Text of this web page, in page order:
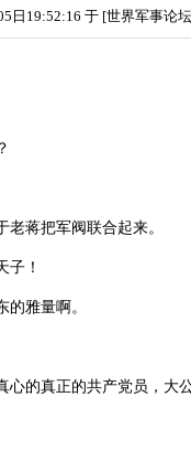
日19:52:16 于 [世界军事论
蒋把军阀联合起来。
子！
雅量啊。
心的真正的共产党员，大